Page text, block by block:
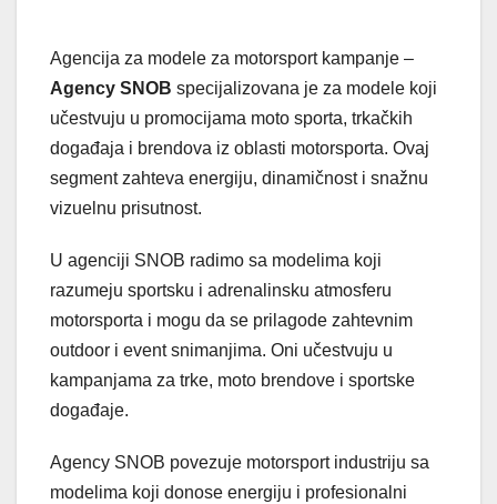
Agencija za modele za motorsport kampanje –
Agency SNOB specijalizovana je za modele koji
učestvuju u promocijama moto sporta, trkačkih
događaja i brendova iz oblasti motorsporta. Ovaj
segment zahteva energiju, dinamičnost i snažnu
vizuelnu prisutnost.
U agenciji SNOB radimo sa modelima koji
razumeju sportsku i adrenalinsku atmosferu
motorsporta i mogu da se prilagode zahtevnim
outdoor i event snimanjima. Oni učestvuju u
kampanjama za trke, moto brendove i sportske
događaje.
Agency SNOB povezuje motorsport industriju sa
modelima koji donose energiju i profesionalni